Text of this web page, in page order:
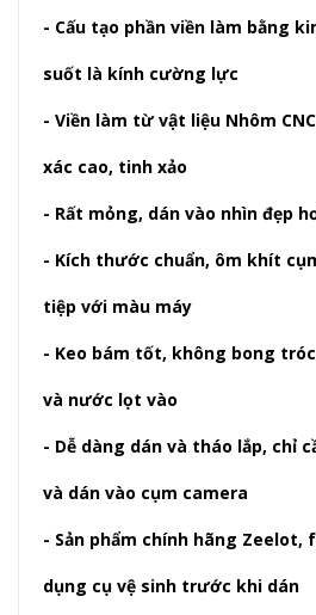
- Cấu tạo phần viền làm bằng
suốt là kính cường lực
- Viền làm từ vật liệu Nhôm
xác cao, tinh xảo
- Rất mỏng, dán vào nhìn đẹp
- Kích thước chuẩn, ôm khít
tiệp với màu máy
- Keo bám tốt, không bong
và nước lọt vào
- Dễ dàng dán và tháo lắp, chỉ
và dán vào cụm camera
- Sản phẩm chính hãng Zeelot,
dụng cụ vệ sinh trước khi dán